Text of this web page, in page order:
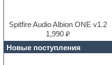
Dubstep
E-MU Samples
Electric bass
Electric guitar
Spitfire Audio Albion ONE v1.2
1,990 ₽
Новые поступления